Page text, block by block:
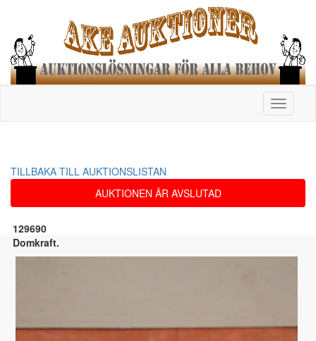
Toggle
TILLBAKA TILL AUKTIONSLISTAN
AUKTIONEN ÄR AVSLUTAD
129690
Domkraft.